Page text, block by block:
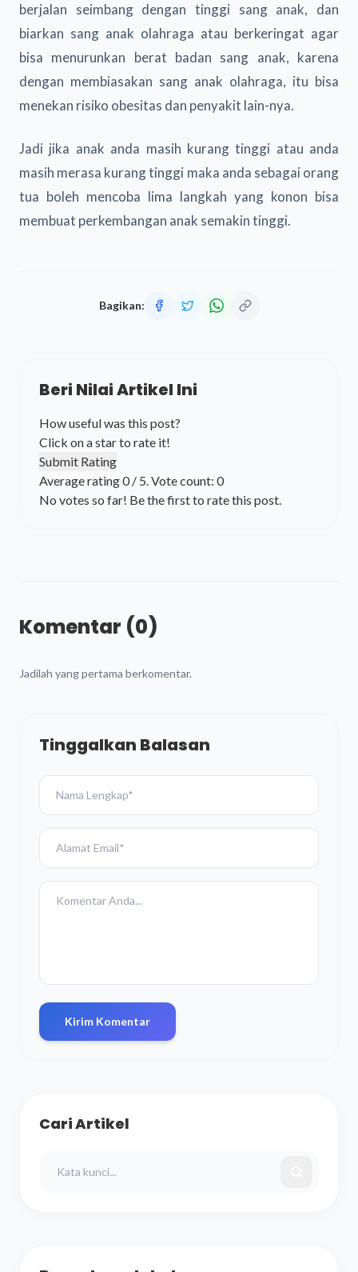
berjalan seimbang dengan tinggi sang anak, dan
biarkan sang anak olahraga atau berkeringat agar
bisa menurunkan berat badan sang anak, karena
dengan membiasakan sang anak olahraga, itu bisa
menekan risiko obesitas dan penyakit lain-nya.
Jadi jika anak anda masih kurang tinggi atau anda
masih merasa kurang tinggi maka anda sebagai orang
tua boleh mencoba lima langkah yang konon bisa
membuat perkembangan anak semakin tinggi.
Bagikan:
Beri Nilai Artikel Ini
How useful was this post?
Click on a star to rate it!
Submit Rating
Average rating0/ 5. Vote count: 0
No votes so far! Be the first to rate this post.
Komentar (0)
Jadilah yang pertama berkomentar.
Tinggalkan Balasan
Kirim Komentar
Cari Artikel